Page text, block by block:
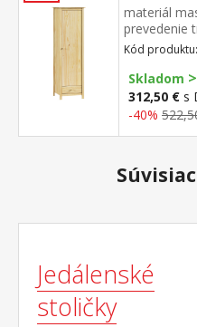
materiál
prevedenie
kovovými
pravú aj
Kód
Skladom >
312,50 € s
-40%
Jedálenské
stoličky